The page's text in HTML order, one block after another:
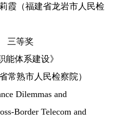
（福建省龙岩市人民检
等奖
体系建设》
熟市人民检察院）
Dilemmas and
Border Telecom and